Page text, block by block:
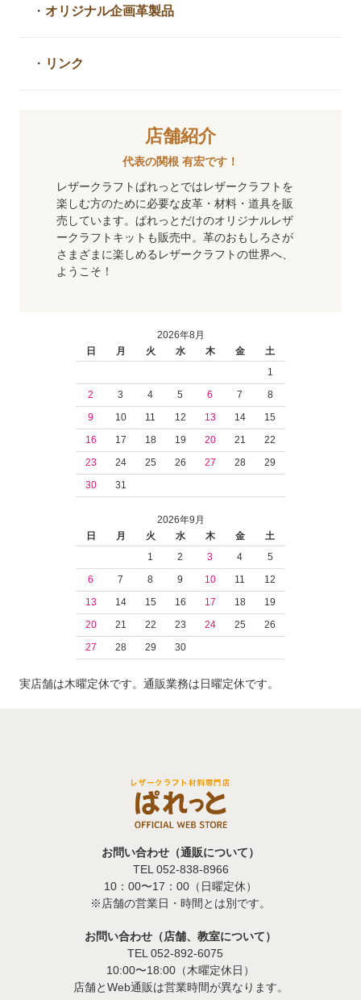
・ オリジナル企画革製品
・ リンク
店舗紹介
代表の関根 有宏です！
レザークラフトぱれっとではレザークラフトを
楽しむ方のために必要な皮革・材料・道具を販
売しています。ぱれっとだけのオリジナルレザ
ークラフトキットも販売中。革のおもしろさが
さまざまに楽しめるレザークラフトの世界へ、
ようこそ！
2026年8月
日
月 火 水 木 金
土
1
2
3 4 5 6 7
8
9
10 11 12 13 14
15
16
17 18 19 20 21
22
23
24 25 26 27 28
29
30
31
2026年9月
日
月 火 水 木 金
土
1
2 3 4
5
6
7 8 9 10 11
12
13
14 15 16 17 18
19
20
21 22 23 24 25
26
27
28 29 30
実店舗は木曜定休です。通販業務は日曜定休です。
お問い合わせ（通販について）
TEL 052-838-8966
10：00〜17：00（日曜定休）
※店舗の営業日・時間とは別です。
お問い合わせ（店舗、教室について）
TEL 052-892-6075
10:00〜18:00（木曜定休日）
店舗とWeb通販は営業時間が異なります。